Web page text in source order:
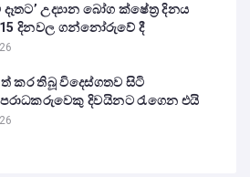
උද්‍යාන බෝග ක්ෂේත්‍ර දිනය
දිනවල ගන්නෝරුවේ දී
කර තිබූ විදෙස්ගතව සිටි
දිවයිනට රැගෙන එයි